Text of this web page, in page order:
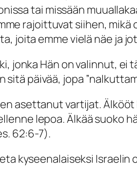
tai missään
rajoittuvat siihen,
joita emme vielä näe ja
jonka Hän on valinnut, ei
päivää, jopa
asettanut vartijat.
lepoa. Älkää suoko
62:6-7).
kyseenalaiseksi